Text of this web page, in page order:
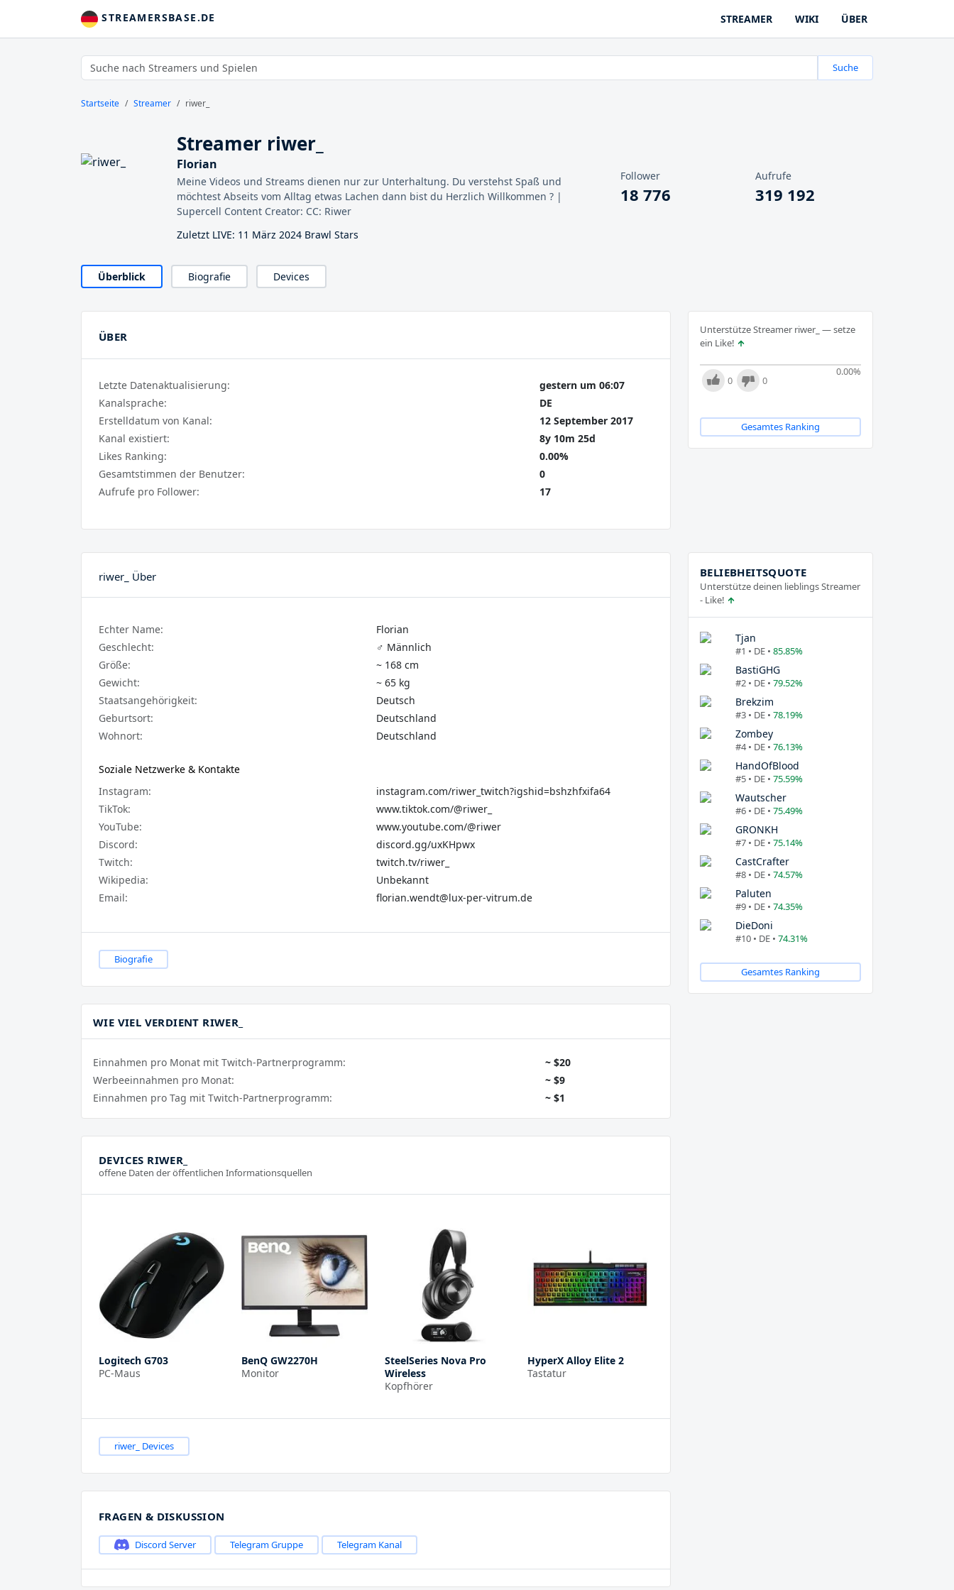
STREAMERSBASE.DE STREAMER WIKI ÜBER
Suche
Startseite Streamer riwer_
Streamer riwer_
Florian
Meine Videos und Streams dienen nur zur Unterhaltung. Du verstehst Spaß und
möchtest Abseits vom Alltag etwas Lachen dann bist du Herzlich Willkommen ? |
Supercell Content Creator: CC: Riwer
Zuletzt LIVE: 11 März 2024 Brawl Stars
Follower
18 776
Aufrufe
319 192
Überblick Biografie Devices
Unterstütze Streamer riwer_ — setze
ein Like!
0.00%
0 0
Gesamtes Ranking
ÜBER
Letzte Datenaktualisierung:
gestern um 06:07
Kanalsprache:
DE
Erstelldatum von Kanal:
12 September 2017
Kanal existiert:
8y 10m 25d
Likes Ranking:
0.00%
Gesamtstimmen der Benutzer:
0
Aufrufe pro Follower:
17
riwer_ Über
Echter Name:
Florian
Geschlecht:
♂️ Männlich
Größe:
~ 168 cm
Gewicht:
~ 65 kg
Staatsangehörigkeit:
Deutsch
Geburtsort:
Deutschland
Wohnort:
Deutschland
Soziale Netzwerke & Kontakte
Instagram:
instagram.com/riwer_twitch?igshid=bshzhfxifa64
TikTok:
www.tiktok.com/@riwer_
YouTube:
www.youtube.com/@riwer
Discord:
discord.gg/uxKHpwx
Twitch:
twitch.tv/riwer_
Wikipedia:
Unbekannt
Email:
florian.wendt@lux-per-vitrum.de
Biografie
WIE VIEL VERDIENT RIWER_
Einnahmen pro Monat mit Twitch-Partnerprogramm:
~ $20
Werbeeinnahmen pro Monat:
~ $9
Einnahmen pro Tag mit Twitch-Partnerprogramm:
~ $1
DEVICES RIWER_
offene Daten der öffentlichen Informationsquellen
Logitech G703
PC-Maus
BenQ GW2270H
Monitor
SteelSeries Nova Pro
Wireless
Kopfhörer
HyperX Alloy Elite 2
Tastatur
riwer_ Devices
FRAGEN & DISKUSSION
Discord Server Telegram Gruppe Telegram Kanal
BELIEBHEITSQUOTE
Unterstütze deinen lieblings Streamer
- Like!
Tjan
#1 • DE • 85.85%
BastiGHG
#2 • DE • 79.52%
Brekzim
#3 • DE • 78.19%
Zombey
#4 • DE • 76.13%
HandOfBlood
#5 • DE • 75.59%
Wautscher
#6 • DE • 75.49%
GRONKH
#7 • DE • 75.14%
CastCrafter
#8 • DE • 74.57%
Paluten
#9 • DE • 74.35%
DieDoni
#10 • DE • 74.31%
Gesamtes Ranking